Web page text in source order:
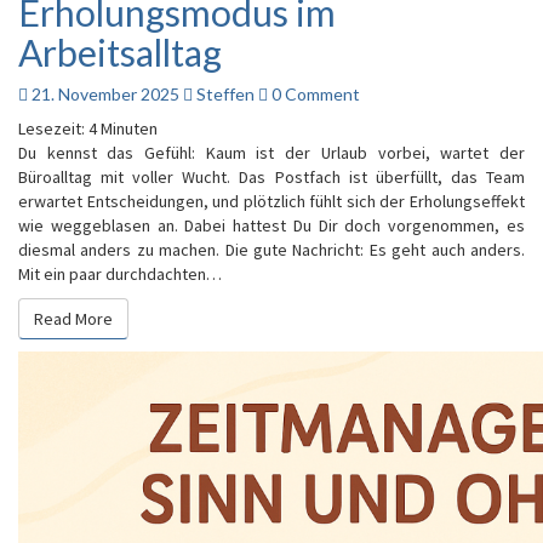
Urlaub
–
so
behältst
Deinen
Erholungsmodus
im
Arbeitsalltag
Erholungsmodus im
Arbeitsalltag
21. November 2025 Steffen Comments
0 Comment
Lesezeit: 4Minuten
Du kennst das Gefühl: Kaum ist der Urlaub vorbei, wartet der
Büroalltag mit voller Wucht. Das Postfach ist überfüllt, das Team
erwartet Entscheidungen, und plötzlich fühlt sich der Erholungseffekt
wie weggeblasen an. Dabei hattest Du Dir doch vorgenommen, es
diesmal anders zu machen. Die gute Nachricht: Es geht auch anders.
Mit ein paar durchdachten…
Read More